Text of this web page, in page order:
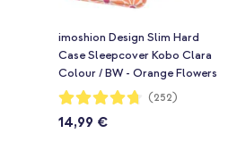
imoshion Design Slim Hard
Case Sleepcover Kobo Clara
Colour / BW - Orange Flowers
Connect
Notation:
94%
(252)
14,99 €